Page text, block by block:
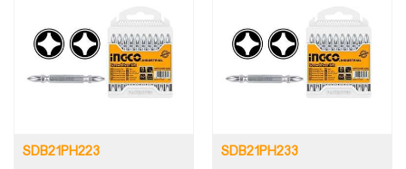
SDB21PH233
SDB21PH223